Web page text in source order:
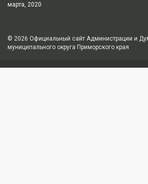
марта, 2020
© 2026 Официальный сайт Администрации и
муниципального округа Приморского края